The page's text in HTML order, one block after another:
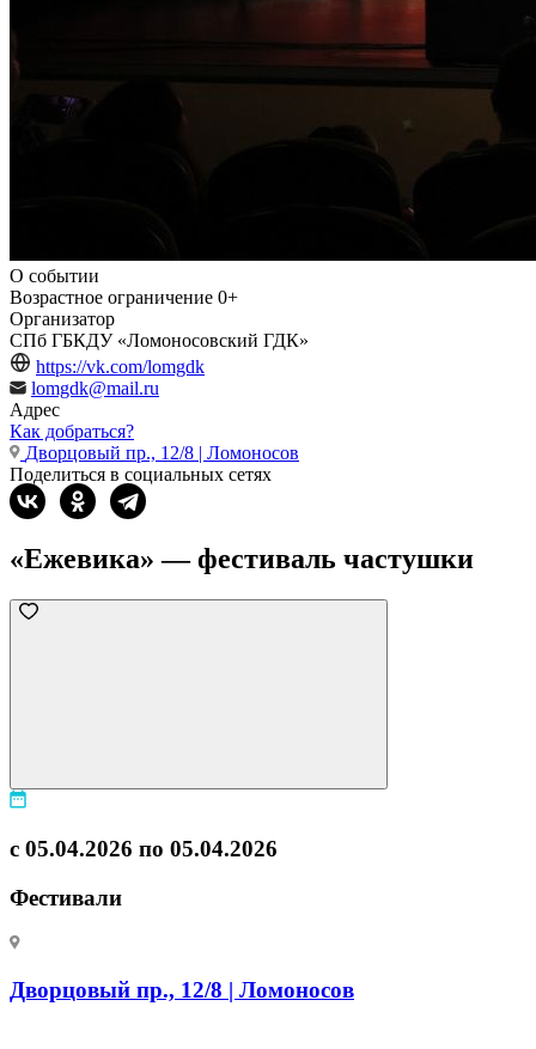
О событии
Возрастное ограничение 0+
Организатор
СПб ГБКДУ «Ломоносовский ГДК»
https://vk.com/lomgdk
lomgdk@mail.ru
Адрес
Как добраться?
Дворцовый пр., 12/8 | Ломоносов
Поделиться в социальных сетях
«Ежевика» — фестиваль частушки
с 05.04.2026 по 05.04.2026
Фестивали
Дворцовый пр., 12/8 | Ломоносов